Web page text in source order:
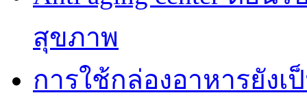
สุขภาพ
การใช้กล่องอาหารยังเ